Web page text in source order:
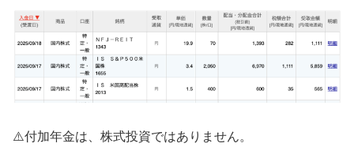
⚠️付加年金は、株式投資ではありません。